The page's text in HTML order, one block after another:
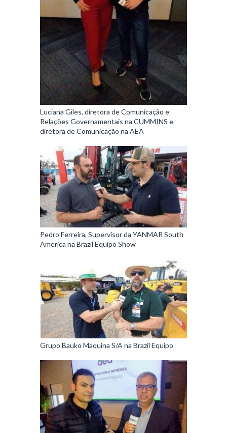
Luciana Giles, diretora de Comunicação e
Relações Governamentais na CUMMINS e
diretora de Comunicação na AEA
Pedro Ferreira, Supervisor da YANMAR South
America na Brazil Equipo Show
Grupo Bauko Maquina S/A na Brazil Equipo